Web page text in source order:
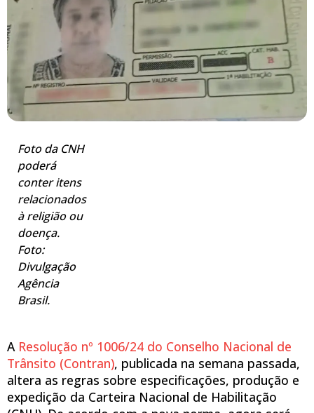
Foto da CNH
poderá
conter itens
relacionados
à religião ou
doença.
Foto:
Divulgação
Agência
Brasil.
A Resolução nº 1006/24 do Conselho Nacional de
Trânsito (Contran), publicada na semana passada,
altera as regras sobre especificações, produção e
expedição da Carteira Nacional de Habilitação